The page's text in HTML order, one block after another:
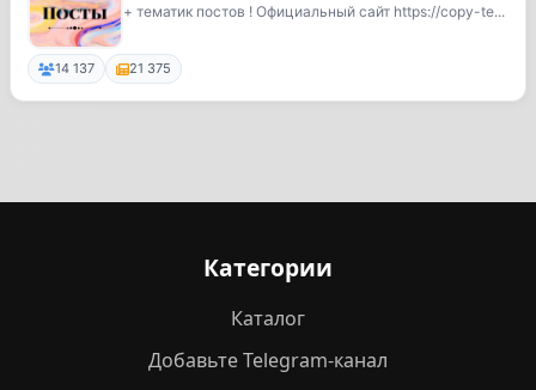
+ тематик постов ! Официальный сайт https://copy-te...
14 137 21 375
Категории
Каталог
Добавьте Telegram-канал